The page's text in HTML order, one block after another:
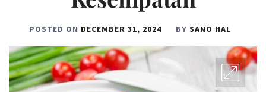
POSTED ON DECEMBER 31, 2024 BY SANO HAL